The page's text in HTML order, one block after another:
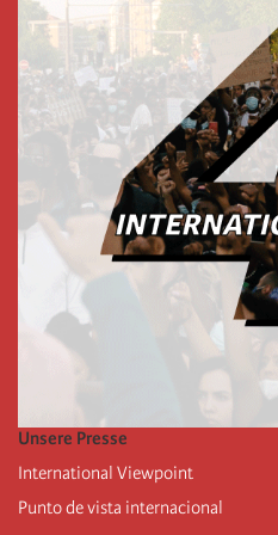
Unsere Presse
International Viewpoint
Punto de vista internacional